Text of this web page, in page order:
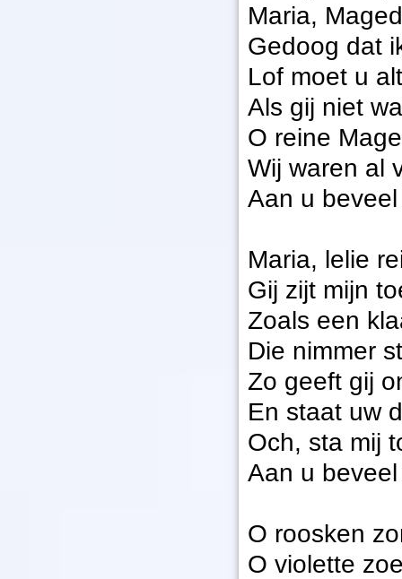
Maria,
Gedoog dat
Lof moet u
Als gij niet
O reine
Wij waren al
Aan u
Maria, lelie
Gij zijt mijn
Zoals een
Die nimmer
Zo geeft gij
En staat uw
Och, sta mij
Aan u
O roosken
O violette